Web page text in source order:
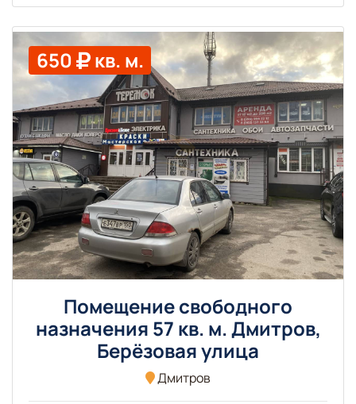
650 кв. м.
Помещение свободного
назначения 57 кв. м. Дмитров,
Берёзовая улица
Дмитров